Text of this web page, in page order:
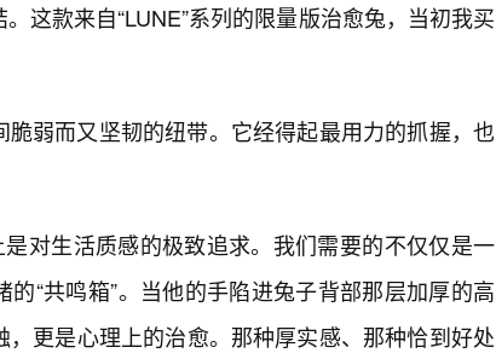
这款来自“LUNE”系列的限量版治愈兔，当初我买
弱而又坚韧的纽带。它经得起最用力的抓握，也
对生活质感的极致追求。我们需要的不仅仅是一
“共鸣箱”。当他的手陷进兔子背部那层加厚的高
更是心理上的治愈。那种厚实感、那种恰到好处